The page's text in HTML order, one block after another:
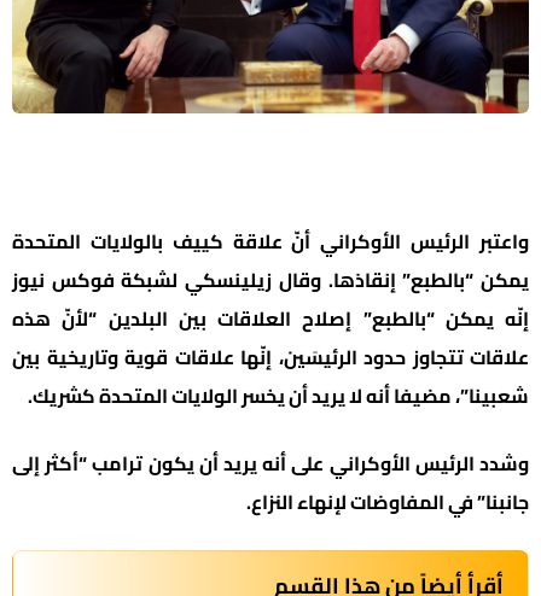
واعتبر الرئيس الأوكراني أنّ علاقة كييف بالولايات المتحدة
يمكن “بالطبع” إنقاذها. وقال زيلينسكي لشبكة فوكس نيوز
إنّه يمكن “بالطبع” إصلاح العلاقات بين البلدين “لأنّ هذه
علاقات تتجاوز حدود الرئيسَين، إنّها علاقات قوية وتاريخية بين
شعبينا”، مضيفا أنه لا يريد أن يخسر الولايات المتحدة كشريك.
وشدد الرئيس الأوكراني على أنه يريد أن يكون ترامب “أكثر إلى
جانبنا” في المفاوضات لإنهاء النزاع.
أقرأ أيضاً من هذا القسم